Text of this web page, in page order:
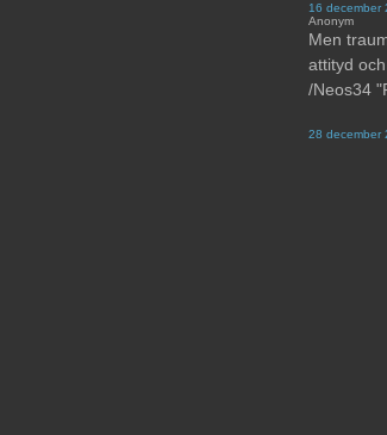
16 december
Anonym
Men
attityd
/Neos34
28 december